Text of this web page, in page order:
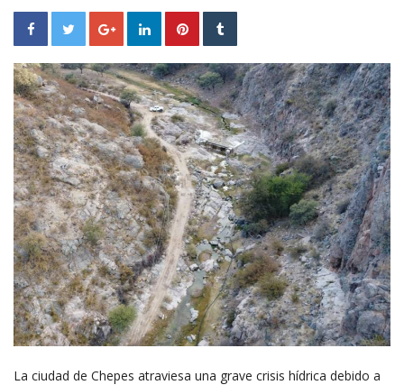
La ciudad de Chepes atraviesa una grave crisis hídrica debido a